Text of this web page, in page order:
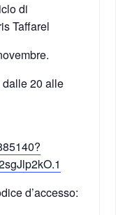
di
Taffarel
dalle 20 alle
d’accesso: